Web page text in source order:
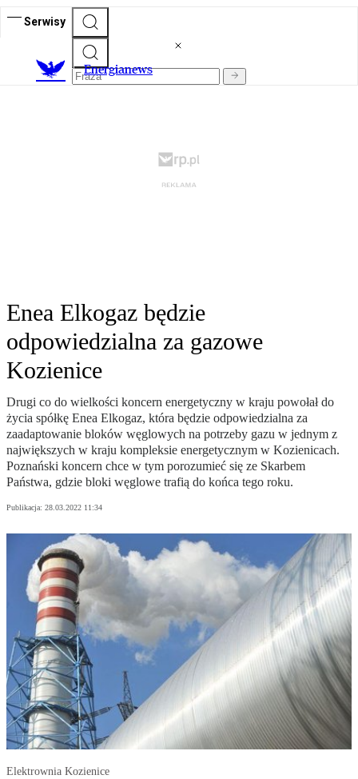
Serwisy
Energianews
Enea Elkogaz będzie
odpowiedzialna za gazowe
Kozienice
Drugi co do wielkości koncern energetyczny w kraju powołał do
życia spółkę Enea Elkogaz, która będzie odpowiedzialna za
zaadaptowanie bloków węglowych na potrzeby gazu w jednym z
największych w kraju kompleksie energetycznym w Kozienicach.
Poznański koncern chce w tym porozumieć się ze Skarbem
Państwa, gdzie bloki węglowe trafią do końca tego roku.
Publikacja: 28.03.2022 11:34
Elektrownia Kozienice